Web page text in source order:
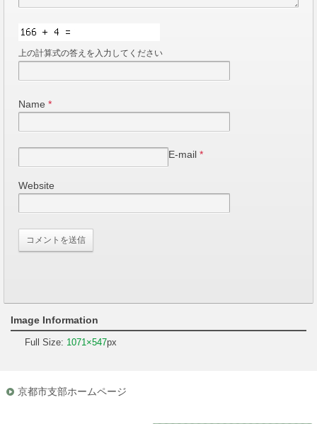
上の計算式の答えを入力してください
Name *
E-mail *
Website
Image Information
Full Size: 1071×547px
京都市支部ホームページ